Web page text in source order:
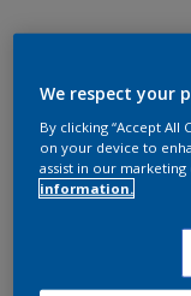
We respect your
By clicking “Accept
on your device to
assist in our marketing
information.